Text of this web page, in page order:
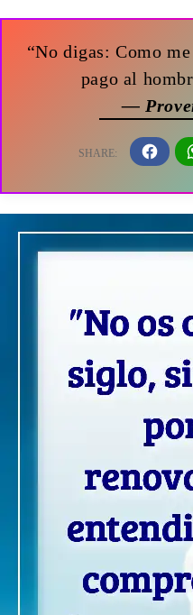
“No digas: Como
pago al
—